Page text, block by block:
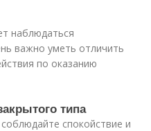
наблюдаться
важно уметь отличить
по оказанию
типа
спокойствие и